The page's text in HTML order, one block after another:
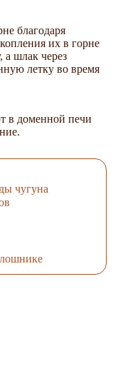
благодаря
их в горне
а шлак через
летку во время
в доменной печи
чугуна